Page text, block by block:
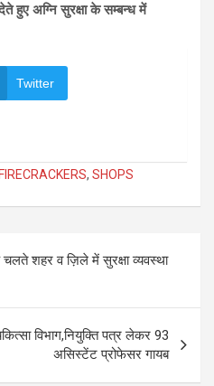
हुए अग्नि सुरक्षा के सम्बन्ध में
Twitter
FIRECRACKERS, SHOPS
शहर व ज़िले में सुरक्षा व्यवस्था
विभाग,नियुक्ति पत्र लेकर 93
असिस्टेंट प्रोफेसर गायब